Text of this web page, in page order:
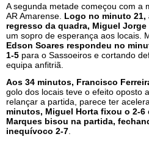
A segunda metade começou com a
AR Amarense. Logo no minuto 21,
regresso da quadra, Miguel Jorge
um sopro de esperança aos locais.
Edson Soares respondeu no
1-5 para o Sassoeiros e cortando
equipa anfitriã.
Aos 34 minutos, Francisco
golo dos locais teve o efeito oposto
relançar a partida, parece ter
minutos, Miguel Horta fixou o 2-6
Marques bisou na partida,
inequívoco 2-7